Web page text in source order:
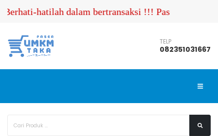
hatilah dalam bertransaksi !!! Pastikan Anda
TELP
082351031667